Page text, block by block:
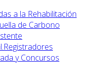
a la Rehabilitación
de Carbono
y Concursos